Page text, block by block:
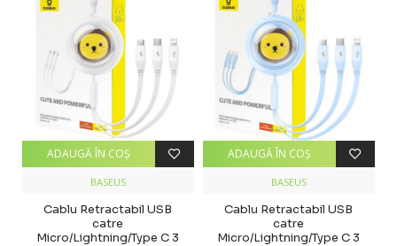
BASEUS
Cablu Retractabil USB
catre
Micro/Lightning/Type C 3
ADAUGĂ ÎN COŞ
BASEUS
Cablu Retractabil USB
catre
Micro/Lightning/Type C 3
ADAUGĂ ÎN COŞ